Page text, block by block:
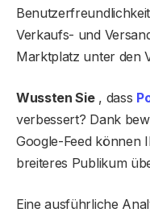
Verkaufs- und
Marktplatz unter den
Wussten Sie, dass
verbessert? Dank
Google-Feed können
breiteres Publikum
Eine ausführliche